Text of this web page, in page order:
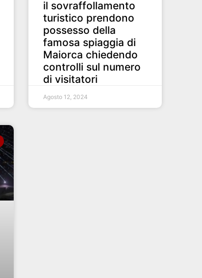
il sovraffollamento
turistico prendono
possesso della
famosa spiaggia di
Maiorca chiedendo
controlli sul numero
di visitatori
Agosto 12, 2024